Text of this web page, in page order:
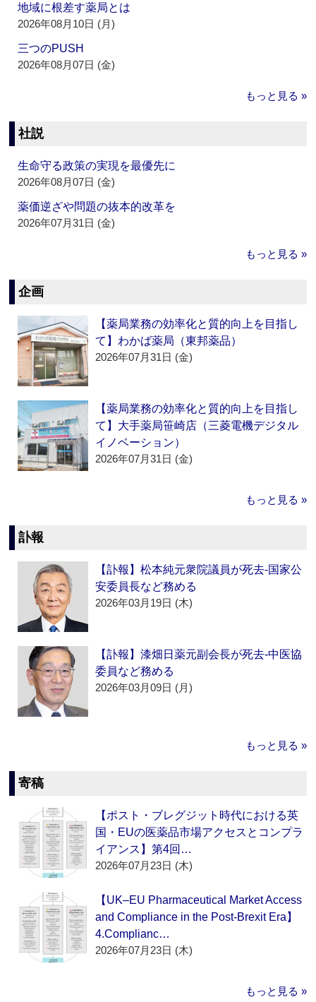
地域に根差す薬局とは
2026年08月10日 (月)
三つのPUSH
2026年08月07日 (金)
もっと見る »
社説
生命守る政策の実現を最優先に
2026年08月07日 (金)
薬価逆ざや問題の抜本的改革を
2026年07月31日 (金)
もっと見る »
企画
【薬局業務の効率化と質的向上を目指し
て】わかば薬局（東邦薬品）
2026年07月31日 (金)
【薬局業務の効率化と質的向上を目指し
て】大手薬局笹崎店（三菱電機デジタル
イノベーション）
2026年07月31日 (金)
もっと見る »
訃報
【訃報】松本純元衆院議員が死去‐国家公
安委員長など務める
2026年03月19日 (木)
【訃報】漆畑日薬元副会長が死去‐中医協
委員など務める
2026年03月09日 (月)
もっと見る »
寄稿
【ポスト・ブレグジット時代における英
国・EUの医薬品市場アクセスとコンプラ
イアンス】第4回…
2026年07月23日 (木)
【UK–EU Pharmaceutical Market Access
and Compliance in the Post-Brexit Era】
4.Complianc…
2026年07月23日 (木)
もっと見る »